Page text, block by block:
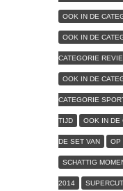
OOK IN DE
OOK IN DE
CATEGORIE
OOK IN DE
CATEGORIE
TIJD OOK IN DE
DE SET VAN OP
SCHATTIG
2014 SUPERCUT